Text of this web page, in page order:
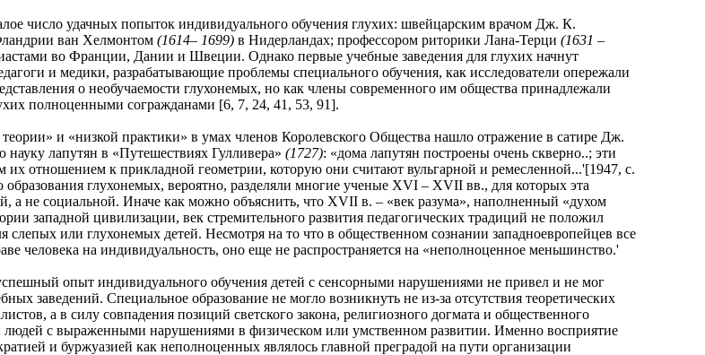
удачных попыток индивидуального обучения глухих: швейцарским врачом Дж. К.
ван Хелмонтом (1614– 1699)в Нидерландах; профессором риторики Лана-Терци (1631 –
во Франции, Дании и Швеции. Однако первые учебные заведения для глухих начнут
и медики, разрабатывающие проблемы специального обучения, как исследователи опережали
о необучаемости глухонемых, но как члены современного им общества принадлежали
полноценными согражданами [6, 7, 24, 41, 53, 91].
и «низкой практики» в умах членов Королевского Общества нашло отражение в сатире Дж.
лапутян в «Путешествиях Гулливера» (1727): «дома лапутян построены очень скверно..; эти
их отношением к прикладной геометрии, которую они считают вульгарной и ремесленной...'[1947, с.
глухонемых, вероятно, разделяли многие ученые XVI – XVII вв., для которых эта
а не социальной. Иначе как можно объяснить, что XVII в. – «век разума», наполненный «духом
западной цивилизации, век стремительного развития педагогических традиций не положил
или глухонемых детей. Несмотря на то что в общественном сознании западноевропейцев все
человека на индивидуальность, оно еще не распространяется на «неполноценное меньшинство.'
опыт индивидуального обучения детей с сенсорными нарушениями не привел и не мог
заведений. Специальное образование не могло возникнуть не из-за отсутствия теоретических
а в силу совпадения позиций светского закона, религиозного догмата и общественного
с выраженными нарушениями в физическом или умственном развитии. Именно восприятие
и буржуазией как неполноценных являлось главной преградой на пути организации